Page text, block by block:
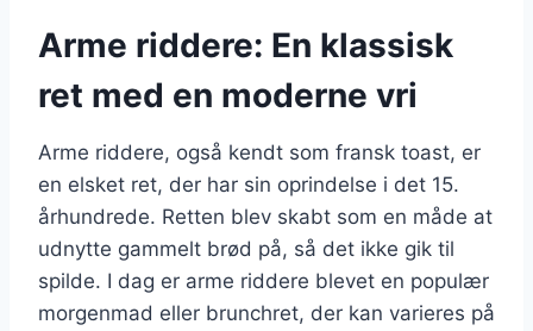
Arme riddere: En klassisk
ret med en moderne vri
Arme riddere, også kendt som fransk toast, er
en elsket ret, der har sin oprindelse i det 15.
århundrede. Retten blev skabt som en måde at
udnytte gammelt brød på, så det ikke gik til
spilde. I dag er arme riddere blevet en populær
morgenmad eller brunchret, der kan varieres på